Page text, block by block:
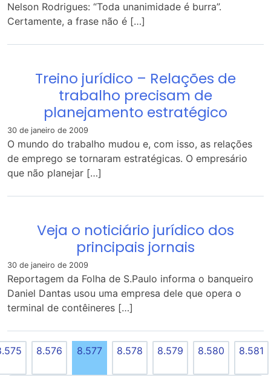
Nelson Rodrigues: “Toda unanimidade é burra”.
Certamente, a frase não é […]
Treino jurídico – Relações de
trabalho precisam de
planejamento estratégico
30 de janeiro de 2009
O mundo do trabalho mudou e, com isso, as relações
de emprego se tornaram estratégicas. O empresário
que não planejar […]
Veja o noticiário jurídico dos
principais jornais
30 de janeiro de 2009
Reportagem da Folha de S.Paulo informa o banqueiro
Daniel Dantas usou uma empresa dele que opera o
terminal de contêineres […]
8.576 8.577 8.578 8.579 8.580 8.581